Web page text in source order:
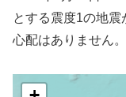
とする震度1の地
心配はありません。